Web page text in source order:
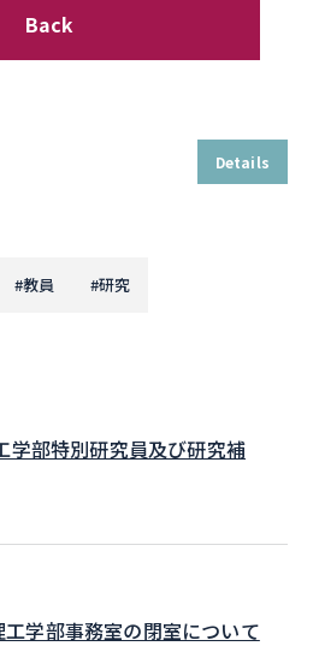
Back
Details
#教員 #研究
学部特別研究員及び研究補
学部事務室の閉室について